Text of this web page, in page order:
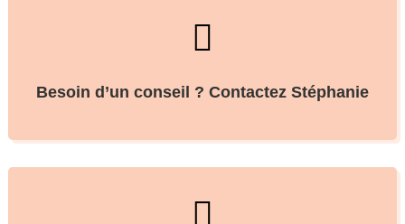

Besoin d’un conseil ? Contactez Stéphanie
